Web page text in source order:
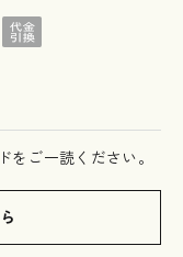
をご一読ください。